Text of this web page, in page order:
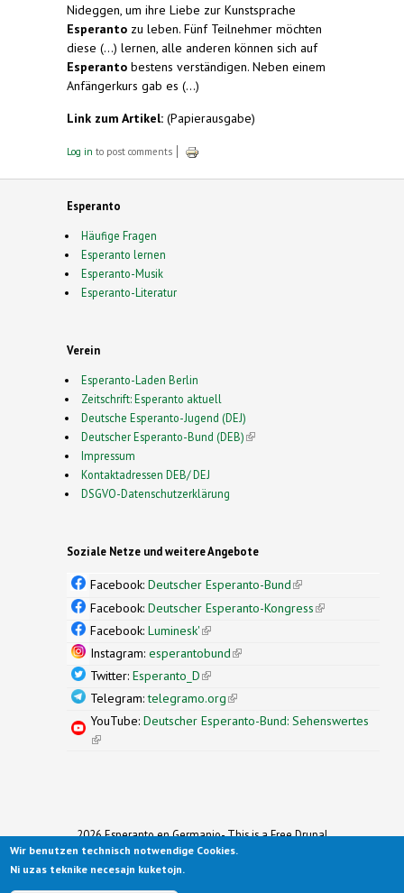
Nideggen, um ihre Liebe zur Kunstsprache
Esperanto zu leben. Fünf Teilnehmer möchten
diese (...) lernen, alle anderen können sich auf
Esperanto bestens verständigen. Neben einem
Anfängerkurs gab es (...)
Link zum Artikel: (Papierausgabe)
Log in to post comments
Esperanto
Häufige Fragen
Esperanto lernen
Esperanto-Musik
Esperanto-Literatur
Verein
Esperanto-Laden Berlin
Zeitschrift: Esperanto aktuell
Deutsche Esperanto-Jugend (DEJ)
Deutscher Esperanto-Bund (DEB)(link is external)
Impressum
Kontaktadressen DEB/ DEJ
DSGVO-Datenschutzerklärung
Soziale Netze und weitere Angebote
Facebook: Deutscher Esperanto-Bund(link is
external)
Facebook: Deutscher Esperanto-Kongress(link is
Facebook: Luminesk'(link is external)
Instagram: esperantobund(link is external)
Twitter: Esperanto_D(link is external)
Telegram:telegramo.org(link is external)
YouTube: Deutscher Esperanto-Bund: Sehenswertes
(link is external)
2026 Esperanto en Germanio- This is a Free Drupal
Theme
Ported to Drupal for the Open Source Community by
Wir benutzen technisch notwendige Cookies.
Ni uzas teknike necesajn kuketojn.